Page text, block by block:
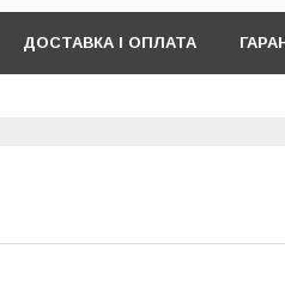
ДОСТАВКА І ОПЛАТА